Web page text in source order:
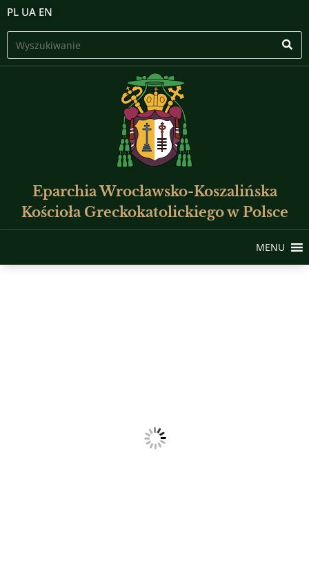
PL UA EN
Eparchia Wrocławsko-Koszalińska
Kościoła Greckokatolickiego w Polsce
MENU